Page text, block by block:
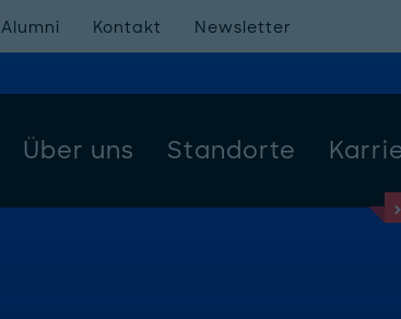
Über uns Standorte
Alumni Kontakt Newsletter